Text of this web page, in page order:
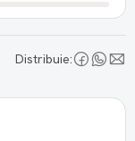
Distribuie: